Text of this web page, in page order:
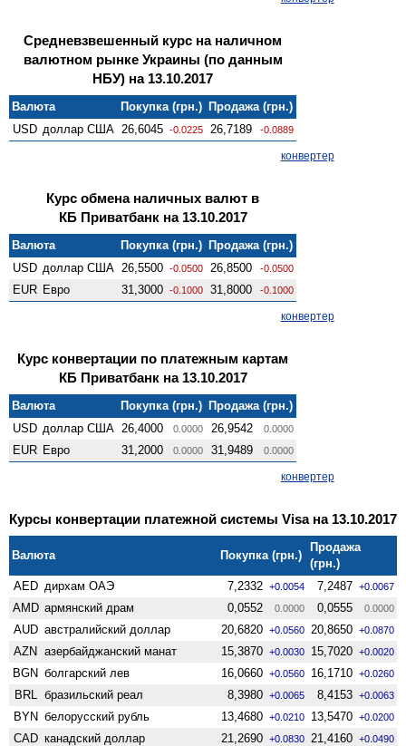
Средневзвешенный курс на наличном
валютном рынке Украины (по данным
НБУ) на 13.10.2017
Валюта Покупка (грн.) Продажа (грн.)
USD доллар США 26,6045 -0.0225 26,7189 -0.0889
конвертер
Курс обмена наличных валют в
КБ Приватбанк на 13.10.2017
Валюта Покупка (грн.) Продажа (грн.)
USD доллар США 26,5500 -0.0500 26,8500 -0.0500
EUR Евро 31,3000 -0.1000 31,8000 -0.1000
конвертер
Курс конвертации по платежным картам
КБ Приватбанк на 13.10.2017
Валюта Покупка (грн.) Продажа (грн.)
USD доллар США 26,4000 0.0000 26,9542 0.0000
EUR Евро 31,2000 0.0000 31,9489 0.0000
конвертер
Курсы конвертации платежной системы Visa на 13.10.2017
Валюта Покупка (грн.)
Продажа
(грн.)
AED дирхам ОАЭ 7,2332 +0.0054 7,2487 +0.0067
AMD армянский драм 0,0552 0.0000 0,0555 0.0000
AUD австралийский доллар 20,6820 +0.0560 20,8650 +0.0870
AZN азербайджанский манат 15,3870 +0.0030 15,7020 +0.0020
BGN болгарский лев 16,0660 +0.0560 16,1710 +0.0260
BRL бразильский реал 8,3980 +0.0065 8,4153 +0.0063
BYN белорусский рубль 13,4680 +0.0210 13,5470 +0.0200
CAD канадский доллар 21,2690 +0.0830 21,4160 +0.0490